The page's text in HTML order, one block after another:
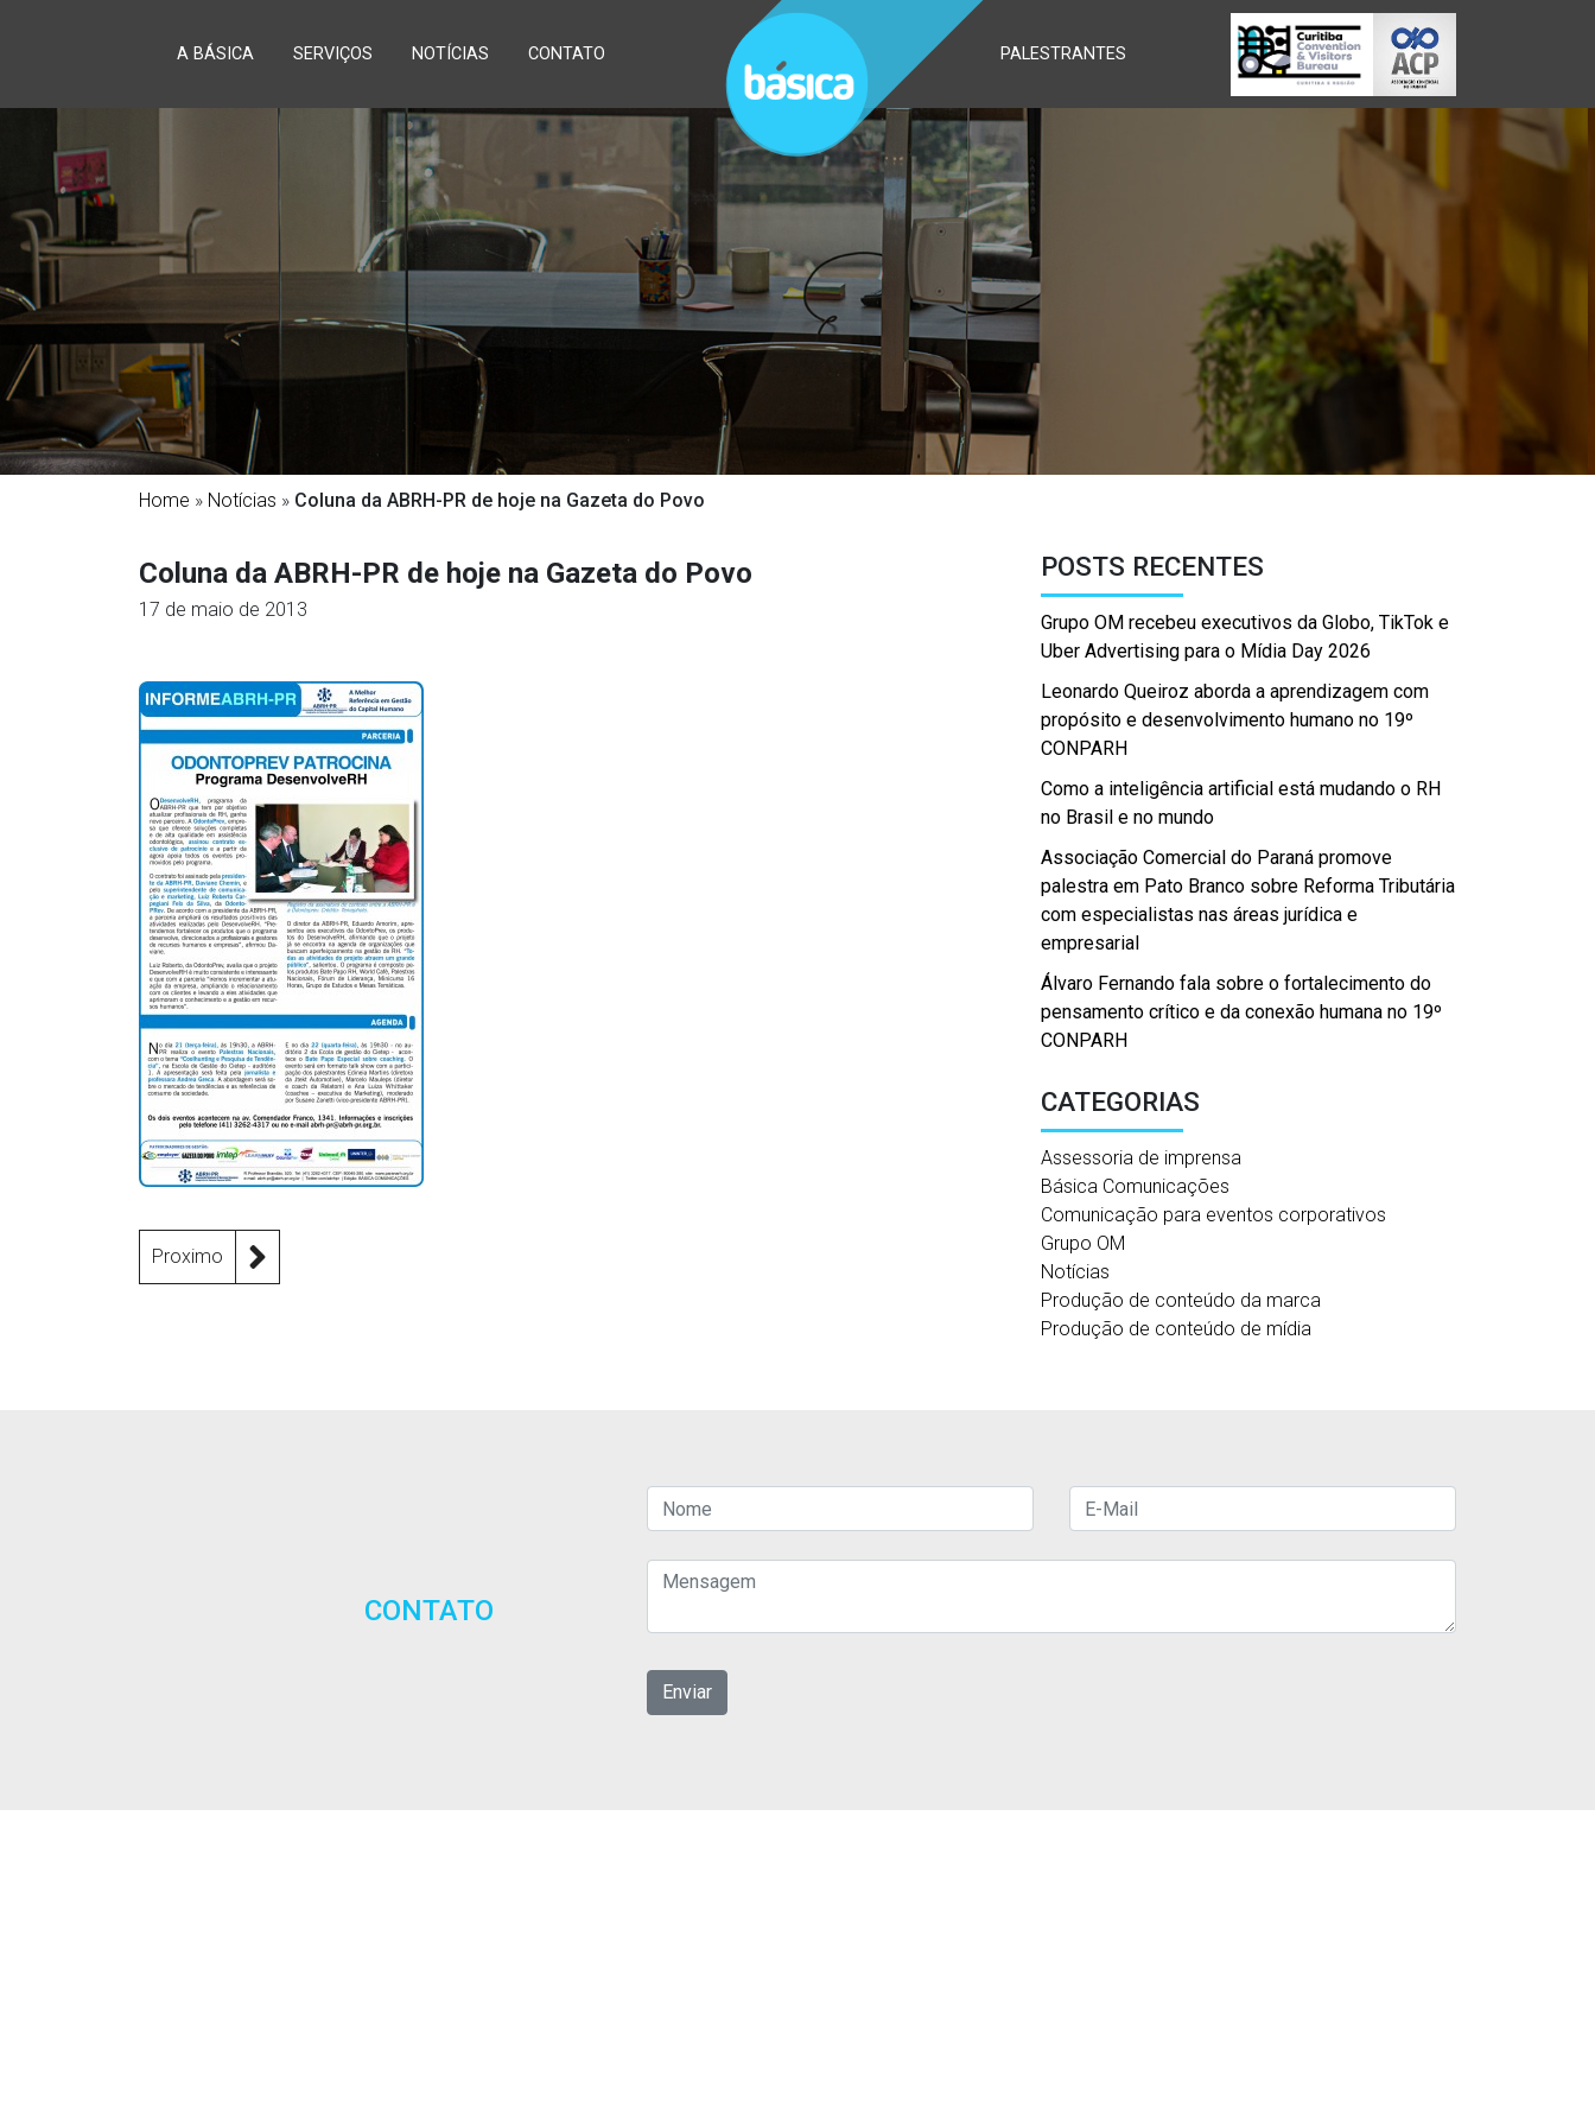
A BÁSICA SERVIÇOS NOTÍCIAS CONTATO PALESTRANTES
Home » Notícias » Coluna da ABRH-PR de hoje na Gazeta do Povo
Coluna da ABRH-PR de hoje na Gazeta do Povo
17 de maio de 2013
Proximo
POSTS RECENTES
Grupo OM recebeu executivos da Globo, TikTok e
Uber Advertising para o Mídia Day 2026
Leonardo Queiroz aborda a aprendizagem com
propósito e desenvolvimento humano no 19º
CONPARH
Como a inteligência artificial está mudando o RH
no Brasil e no mundo
Associação Comercial do Paraná promove
palestra em Pato Branco sobre Reforma Tributária
com especialistas nas áreas jurídica e
empresarial
Álvaro Fernando fala sobre o fortalecimento do
pensamento crítico e da conexão humana no 19º
CONPARH
CATEGORIAS
Assessoria de imprensa
Básica Comunicações
Comunicação para eventos corporativos
Grupo OM
Notícias
Produção de conteúdo da marca
Produção de conteúdo de mídia
CONTATO